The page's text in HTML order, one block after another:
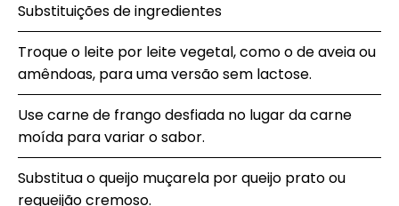
Substituições de ingredientes
Troque o leite por leite vegetal, como o de aveia ou
amêndoas, para uma versão sem lactose.
Use carne de frango desfiada no lugar da carne
moída para variar o sabor.
Substitua o queijo muçarela por queijo prato ou
requeijão cremoso.